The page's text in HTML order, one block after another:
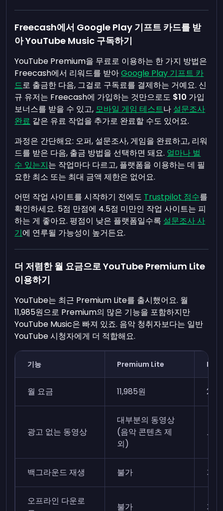
Freecash에서 Google Play 기프트 카드를 받
아 YouTube Music 구독하기
YouTube Premium을 무료로 이용하는 한 가지 방법은
Freecash에서 리워드를 받아Google Play 기프트 카
드로 출금한 다음, 그걸로 구독료를 결제하는 거예요. 신
규 유저는 Freecash에 가입하는 것만으로도 $10 가입
보너스를 받을 수 있고, 모바일 게임 테스트나 설문조사
완료 같은 유료 작업을 추가로 완료할 수도 있어요.
과정은 간단해요: 오퍼, 설문조사, 게임을 완료하고, 리워
드를 받은 다음, 출금 방법을 선택하면 돼요. 얼마나 벌
수 있는지는 작업마다 다르고, 플랫폼을 이용하는 데 필
요한 최소 또는 최대 금액 제한은 없어요.
어떤 작업 사이트를 시작하기 전에도 Trustpilot 점수를
확인하세요. 5점 만점에 4.5점 미만인 작업 사이트는 피
하는 게 좋아요. 평점이 낮은 플랫폼일수록 설문조사 사
기에 연루될 가능성이 높거든요.
더 저렴한 월 요금으로 YouTube Premium Lite
이용하기
YouTube는 최근 Premium Lite를 출시했어요. 월
11,985원으로 Premium의 많은 기능을 포함하지만
YouTube Music은 빠져 있죠. 음악 청취자보다는 일반
YouTube 시청자에게 더 적합해요.
기능 Premium Lite
월 요금 11,985원
광고 없는 동영상
대부분의 동영상
(음악 콘텐츠 제
외)
모
백그라운드 재생 불가 가능
오프라인 다운로
불가 가능